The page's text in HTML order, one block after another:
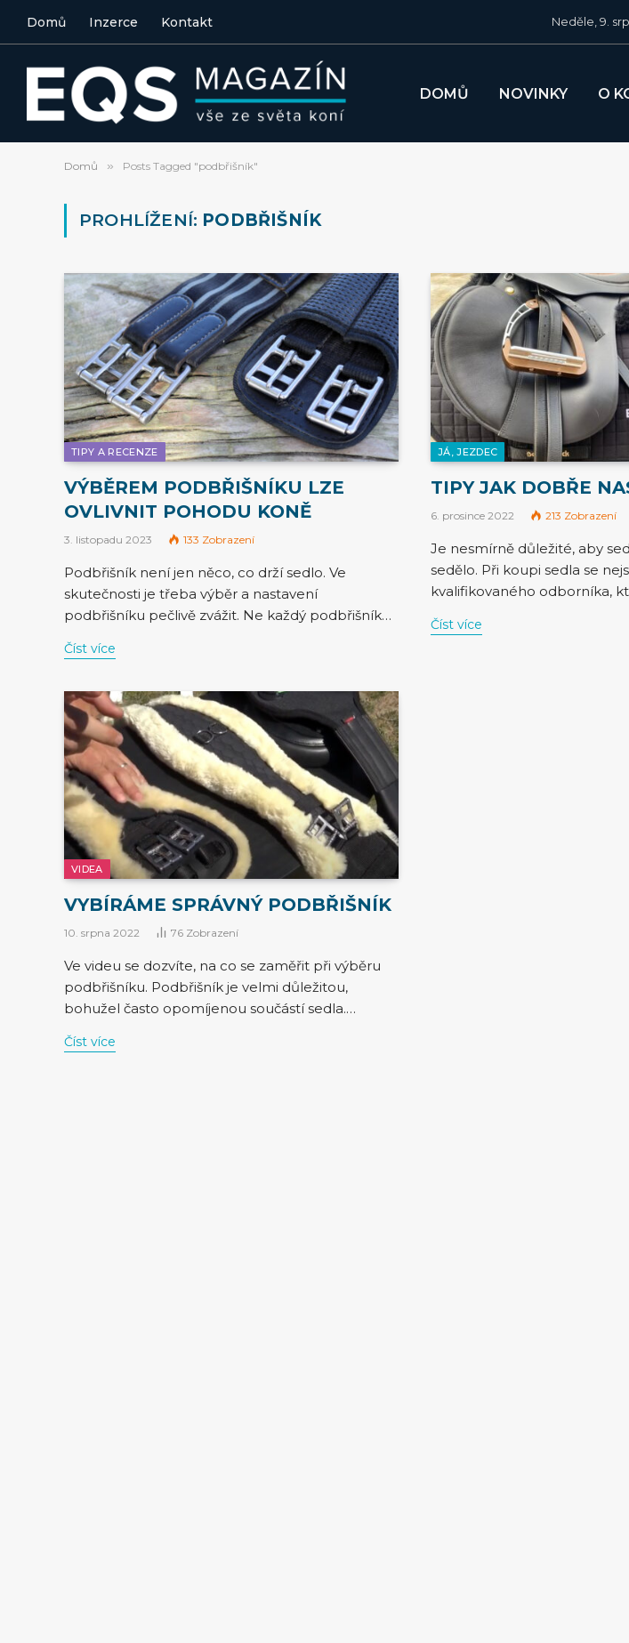
Domů Inzerce Kontakt Neděle, 9.
DOMŮ NOVINKY O
Domů » Posts Tagged "podbřišník"
PROHLÍŽENÍ: PODBŘIŠNÍK
TIPY A RECENZE
VÝBĚREM PODBŘIŠNÍKU LZE
OVLIVNIT POHODU KONĚ
3. listopadu 2023 133 Zobrazení
Podbřišník není jen něco, co drží sedlo. Ve
skutečnosti je třeba výběr a nastavení
podbřišníku pečlivě zvážit. Ne každý podbřišník…
Číst více
JÁ, JEZDEC
TIPY JAK DOBŘE
6. prosince 2022 213 Zobrazení
Je nesmírně důležité, aby
sedělo. Při koupi sedla se
kvalifikovaného odborníka,
Číst více
VIDEA
VYBÍRÁME SPRÁVNÝ PODBŘIŠNÍK
10. srpna 2022 76 Zobrazení
Ve videu se dozvíte, na co se zaměřit při výběru
podbřišníku. Podbřišník je velmi důležitou,
bohužel často opomíjenou součástí sedla.…
Číst více